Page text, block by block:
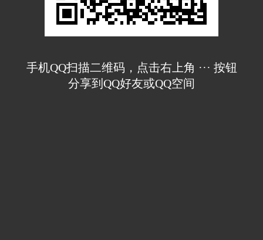
手机QQ扫描二维码，点击右上角 ··· 按钮
分享到QQ好友或QQ空间